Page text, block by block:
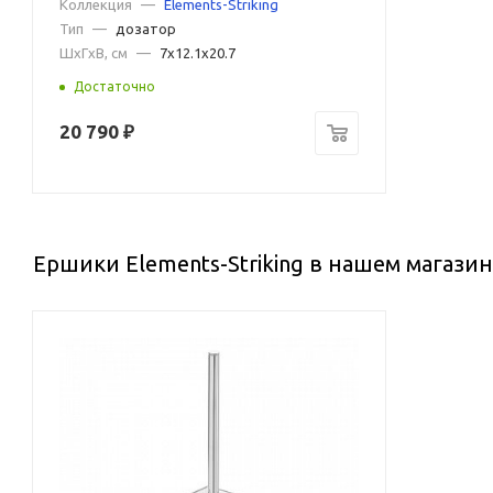
Коллекция —
Elements-Striking
Тип
—
дозатор
ШxГxВ, см
— 7x12.1x20.7
Достаточно
20 790 ₽
Ершики Elements-Striking в нашем